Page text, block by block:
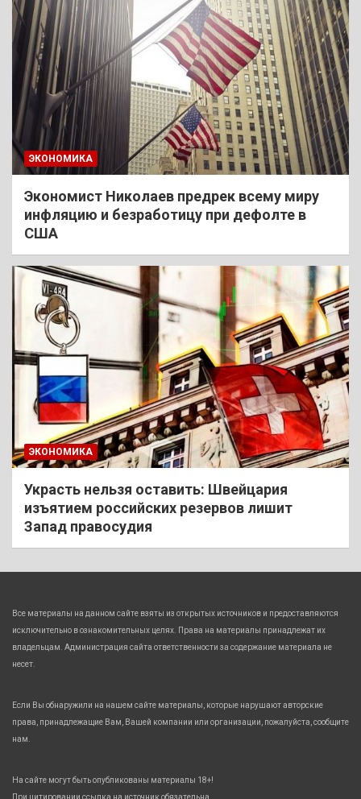
ЭКОНОМИКА
Экономист Николаев предрек всему миру
инфляцию и безработицу при дефолте в
США
ЭКОНОМИКА
Украсть нельзя оставить: Швейцария
изъятием российских резервов лишит
Запад правосудия
Все материалы на данном сайте взяты из открытых источников и предоставляются
исключительно в ознакомительных целях. Права на материалы принадлежат их
владельцам. Администрация сайта ответственности за содержание материала не
несет.
Если Вы обнаружили на нашем сайте материалы, которые нарушают авторские
права, принадлежащие Вам, Вашей компании или организации, пожалуйста, сообщите
нам.
На сайте могут быть опубликованы материалы 18+!
При цитировании ссылка на источник обязательна.